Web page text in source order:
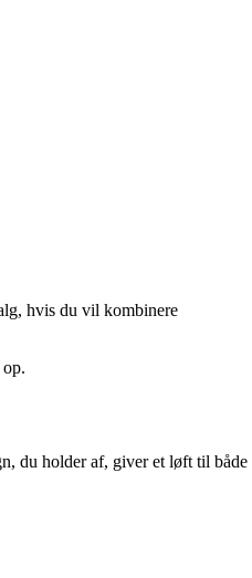
hvis du vil kombinere
du holder af, giver et løft til både